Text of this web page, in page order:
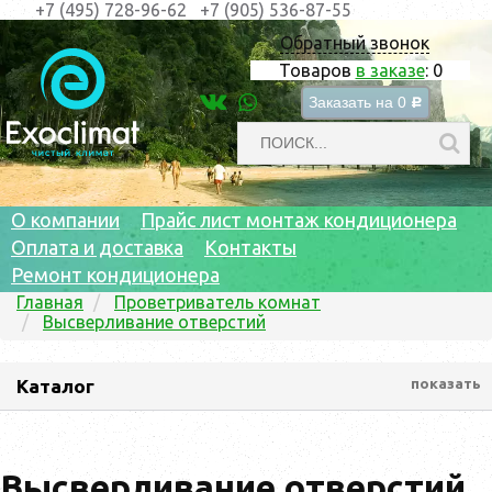
Обратный звонок
Товаров в заказе: 0
Заказать на 0 c
+7 (495) 728-96-62 +7 (905) 536-87-55
О компании
Прайс лист монтаж кондиционера
Оплата и доставка
Контакты
Ремонт кондиционера
Главная
Проветриватель комнат
Высверливание отверстий
Каталог показать